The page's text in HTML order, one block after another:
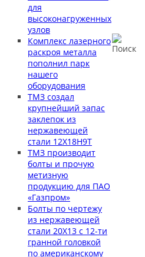
для
высоконагруженных
узлов
Комплекс лазерного
раскроя металла
пополнил парк
нашего
оборудования
ТМЗ создал
крупнейший запас
заклепок из
нержавеющей
стали 12Х18Н9Т
ТМЗ производит
болты и прочую
метизную
продукцию для ПАО
«Газпром»
Болты по чертежу
из нержавеющей
стали 20Х13 с 12-ти
гранной головкой
по американскому